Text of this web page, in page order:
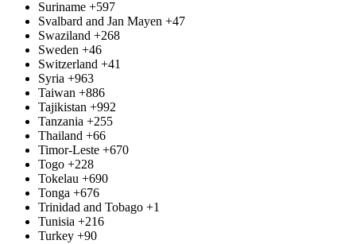
Suriname +597
Svalbard and Jan Mayen +47
Swaziland +268
Sweden +46
Switzerland +41
Syria +963
Taiwan +886
Tajikistan +992
Tanzania +255
Thailand +66
Timor-Leste +670
Togo +228
Tokelau +690
Tonga +676
Trinidad and Tobago +1
Tunisia +216
Turkey +90